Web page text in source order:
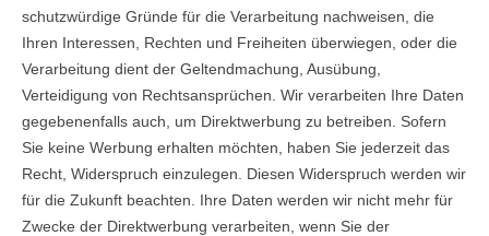
schutzwürdige Gründe für die Verarbeitung nachweisen, die
Ihren Interessen, Rechten und Freiheiten überwiegen, oder die
Verarbeitung dient der Geltendmachung, Ausübung,
Verteidigung von Rechtsansprüchen. Wir verarbeiten Ihre Daten
gegebenenfalls auch, um Direktwerbung zu betreiben. Sofern
Sie keine Werbung erhalten möchten, haben Sie jederzeit das
Recht, Widerspruch einzulegen. Diesen Widerspruch werden wir
für die Zukunft beachten. Ihre Daten werden wir nicht mehr für
Zwecke der Direktwerbung verarbeiten, wenn Sie der